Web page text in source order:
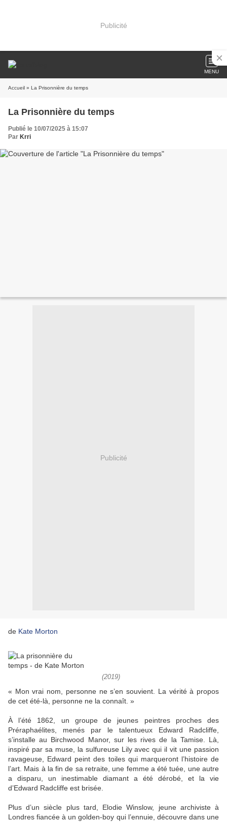
Publicité
MENU
Accueil » La Prisonnière du temps
La Prisonnière du temps
Publié le 10/07/2025 à 15:07
Par Krri
Publicité
de Kate Morton
(2019)
« Mon vrai nom, personne ne s’en souvient. La vérité à propos
de cet été-là, personne ne la connaît. »
À l’été 1862, un groupe de jeunes peintres proches des
Préraphaélites, menés par le talentueux Edward Radcliffe,
s’installe au Birchwood Manor, sur les rives de la Tamise. Là,
inspiré par sa muse, la sulfureuse Lily avec qui il vit une passion
ravageuse, Edward peint des toiles qui marqueront l’histoire de
l’art. Mais à la fin de sa retraite, une femme a été tuée, une autre
a disparu, un inestimable diamant a été dérobé, et la vie
d’Edward Radcliffe est brisée.
Plus d’un siècle plus tard, Elodie Winslow, jeune archiviste à
Londres fiancée à un golden-boy qui l’ennuie, découvre dans une